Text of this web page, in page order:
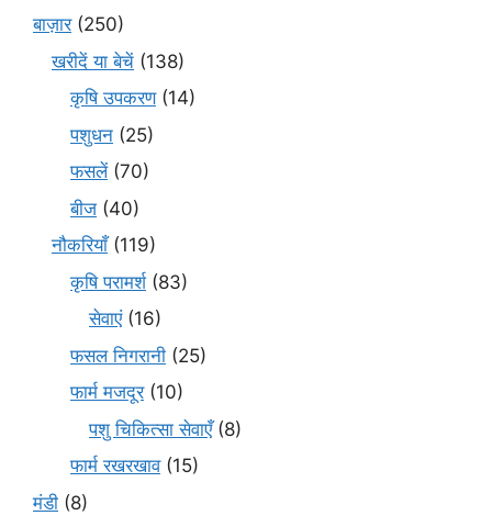
बाज़ार(250)
खरीदें या बेचें (138)
कृषि उपकरण(14)
पशुधन (25)
फसलें(70)
बीज (40)
नौकरियाँ(119)
कृषि परामर्श(83)
सेवाएं(16)
फसल निगरानी (25)
फार्म मजदूर(10)
पशु चिकित्सा सेवाएँ(8)
फार्म रखरखाव(15)
मंडी (8)